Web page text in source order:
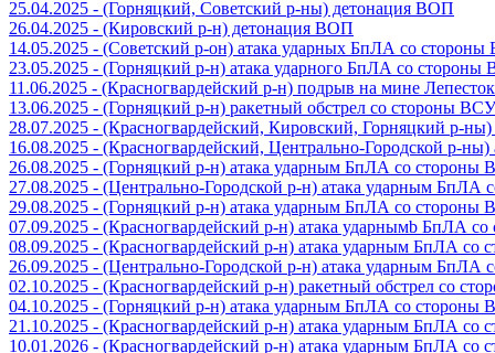
25.04.2025 - (Горняцкий, Советский р-ны) детонация ВОП
26.04.2025 - (Кировский р-н) детонация ВОП
14.05.2025 - (Советский р-он) атака ударных БпЛА со
23.05.2025 - (Горняцкий р-н) атака ударного БпЛА со стороны
11.06.2025 - (Красногвардейский р-н) подрыв на мине Лепесток
13.06.2025 - (Горняцкий р-н) ракетный обстрел со стороны ВСУ
28.07.2025 - (Красногвардейский, Кировский, Горняцкий р-
16.08.2025 - (Красногвардейский, Центрально-Городской р-
26.08.2025 - (Горняцкий р-н) атака ударным БпЛА со стороны
27.08.2025 - (Центрально-Городской р-н) атака ударным БпЛА
29.08.2025 - (Горняцкий р-н) атака ударным БпЛА со стороны
07.09.2025 - (Красногвардейский р-н) атака ударнымb БпЛА
08.09.2025 - (Красногвардейский р-н) атака ударным БпЛА со
26.09.2025 - (Центрально-Городской р-н) атака ударным БпЛА
02.10.2025 - (Красногвардейский р-н) ракетный обстрел со
04.10.2025 - (Горняцкий р-н) атака ударным БпЛА со стороны
21.10.2025 - (Красногвардейский р-н) атака ударным БпЛА со
10.01.2026 - (Красногвардейский р-н) атака ударным БпЛА со